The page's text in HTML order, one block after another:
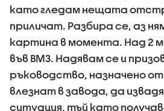
като гледам нещата
приличат. Разбира се, аз
картина в момента. Над 2
във ВМЗ. Надявам се и
ръководство, назначено
влезнат в завода, да
ситуация, тъй като